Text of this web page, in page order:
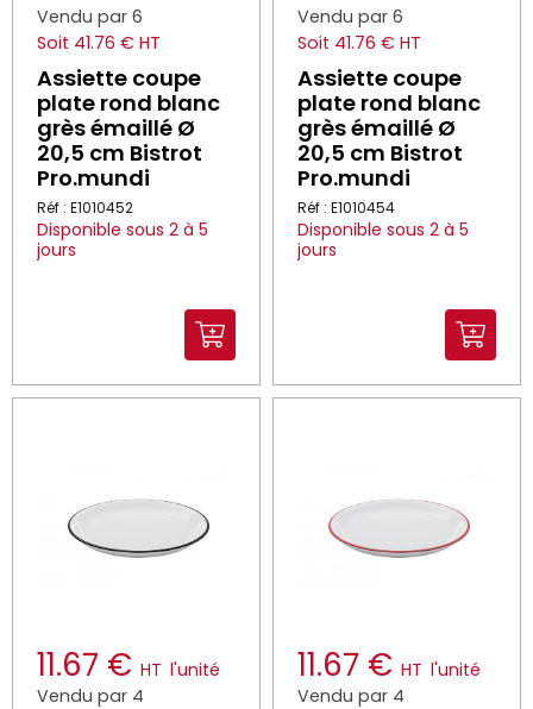
Vendu par 6
Soit 41.76 € HT
Assiette coupe
plate rond blanc
grès émaillé Ø
20,5 cm Bistrot
Pro.mundi
Réf : E1010452
Disponible sous 2 à 5
jours
Vendu par 6
Soit 41.76 € HT
Assiette coupe
plate rond blanc
grès émaillé Ø
20,5 cm Bistrot
Pro.mundi
Réf : E1010454
Disponible sous 2 à 5
jours
11.67 € HT l'unité
Vendu par 4
11.67 € HT l'unité
Vendu par 4